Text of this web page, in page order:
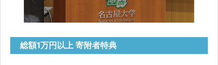
総額1万円以上 寄附者特典